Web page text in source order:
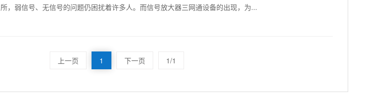
所，弱信号、无信号的问题仍困扰着许多人。而信号放大器三网通设备的出现，为...
上一页 1 下一页 1/1